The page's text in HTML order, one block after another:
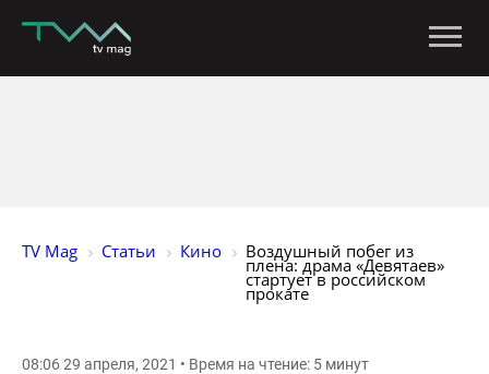
TV Mag Статьи Кино Воздушный побег из
плена: драма «Девятаев»
стартует в российском
прокате
08:06 29 апреля, 2021 • Время на чтение: 5 минут